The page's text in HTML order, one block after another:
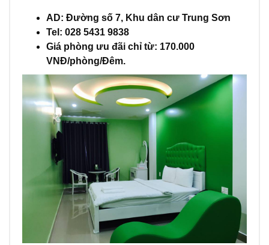
AD: Đường số 7, Khu dân cư Trung Sơn
Tel: 028 5431 9838
Giá phòng ưu đãi chỉ từ: 170.000
VNĐ/phòng/Đêm.